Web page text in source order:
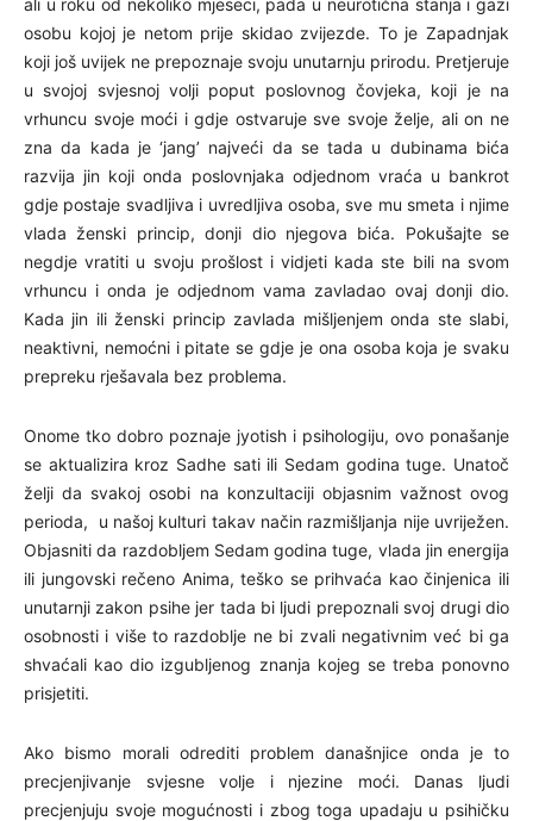
osobu kojoj je netom prije skidao zvijezde. To je Zapadnjak
koji još uvijek ne prepoznaje svoju unutarnju prirodu. Pretjeruje
u svojoj svjesnoj volji poput poslovnog čovjeka, koji je na
vrhuncu svoje moći i gdje ostvaruje sve svoje želje, ali on ne
zna da kada je ‘jang’ najveći da se tada u dubinama bića
razvija jin koji onda poslovnjaka odjednom vraća u bankrot
gdje postaje svadljiva i uvredljiva osoba, sve mu smeta i njime
vlada ženski princip, donji dio njegova bića. Pokušajte se
negdje vratiti u svoju prošlost i vidjeti kada ste bili na svom
vrhuncu i onda je odjednom vama zavladao ovaj donji dio.
Kada jin ili ženski princip zavlada mišljenjem onda ste slabi,
neaktivni, nemoćni i pitate se gdje je ona osoba koja je svaku
prepreku rješavala bez problema.
Onome tko dobro poznaje jyotish i psihologiju, ovo ponašanje
se aktualizira kroz Sadhe sati ili Sedam godina tuge. Unatoč
želji da svakoj osobi na konzultaciji objasnim važnost ovog
perioda, u našoj kulturi takav način razmišljanja nije uvriježen.
Objasniti da razdobljem Sedam godina tuge, vlada jin energija
ili jungovski rečeno Anima, teško se prihvaća kao činjenica ili
unutarnji zakon psihe jer tada bi ljudi prepoznali svoj drugi dio
osobnosti i više to razdoblje ne bi zvali negativnim već bi ga
shvaćali kao dio izgubljenog znanja kojeg se treba ponovno
prisjetiti.
Ako bismo morali odrediti problem današnjice onda je to
precjenjivanje svjesne volje i njezine moći. Danas ljudi
precjenjuju svoje mogućnosti i zbog toga upadaju u psihičku